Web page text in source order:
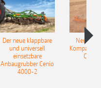
Der neue klappbare
und universell
einsetzbare
Anbaugrubber Cenio
4000-2
Neue